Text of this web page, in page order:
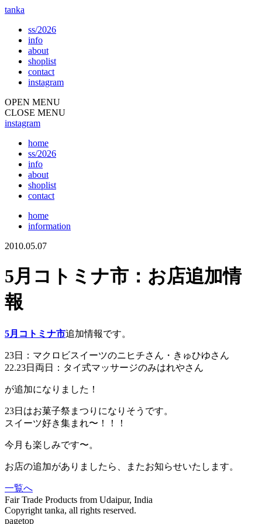
tanka
ss/2026
info
about
shoplist
contact
instagram
OPEN MENU
CLOSE MENU
instagram
home
ss/2026
info
about
shoplist
contact
home
information
2010.05.07
5月コトミナ市：お店追加情
報
5月コトミナ市追加情報です。
23日：マクロビスイーツのニヒチさん・きゅひゆさん
22.23日両日：タイ式マッサージのみはれやさん
が追加になりました！
23日はお菓子祭まつりになりそうです。
スイーツ好き集まれ〜！！！
今月も楽しみです〜。
お店の追加がありましたら、またお知らせいたします。
一覧へ
Fair Trade Products from Udaipur, India
Copyright tanka, all rights reserved.
pagetop